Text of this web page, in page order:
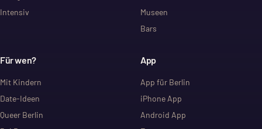
Intensiv
Museen
Bars
Für wen?
Mit Kindern
Date-Ideen
Queer Berlin
App
App für Berlin
iPhone App
Android App